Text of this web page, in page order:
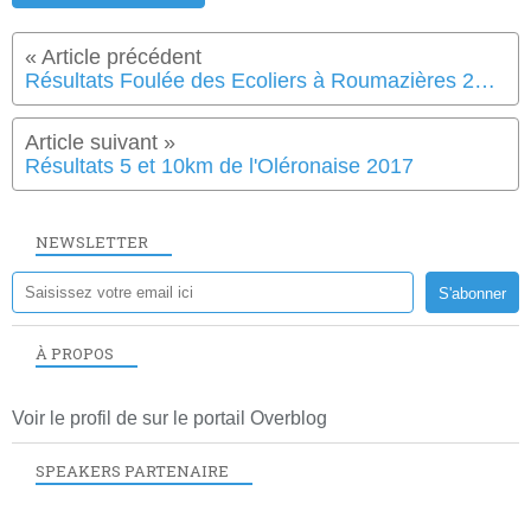
Résultats Foulée des Ecoliers à Roumazières 2017
Résultats 5 et 10km de l'Oléronaise 2017
NEWSLETTER
À PROPOS
Voir le profil de sur le portail Overblog
SPEAKERS PARTENAIRE